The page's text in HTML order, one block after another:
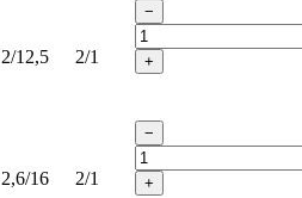
2/12,5 2/1
−
+
2,6/16 2/1
−
+